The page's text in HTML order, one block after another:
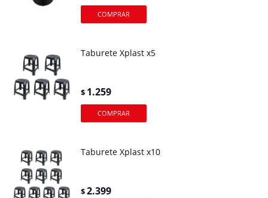
Taburete Xplast x5
$ 1.259
Taburete Xplast x10
$2.399